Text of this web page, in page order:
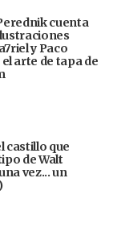
cuenta
y Paco
arte de tapa de
castillo que
de Walt
vez... un